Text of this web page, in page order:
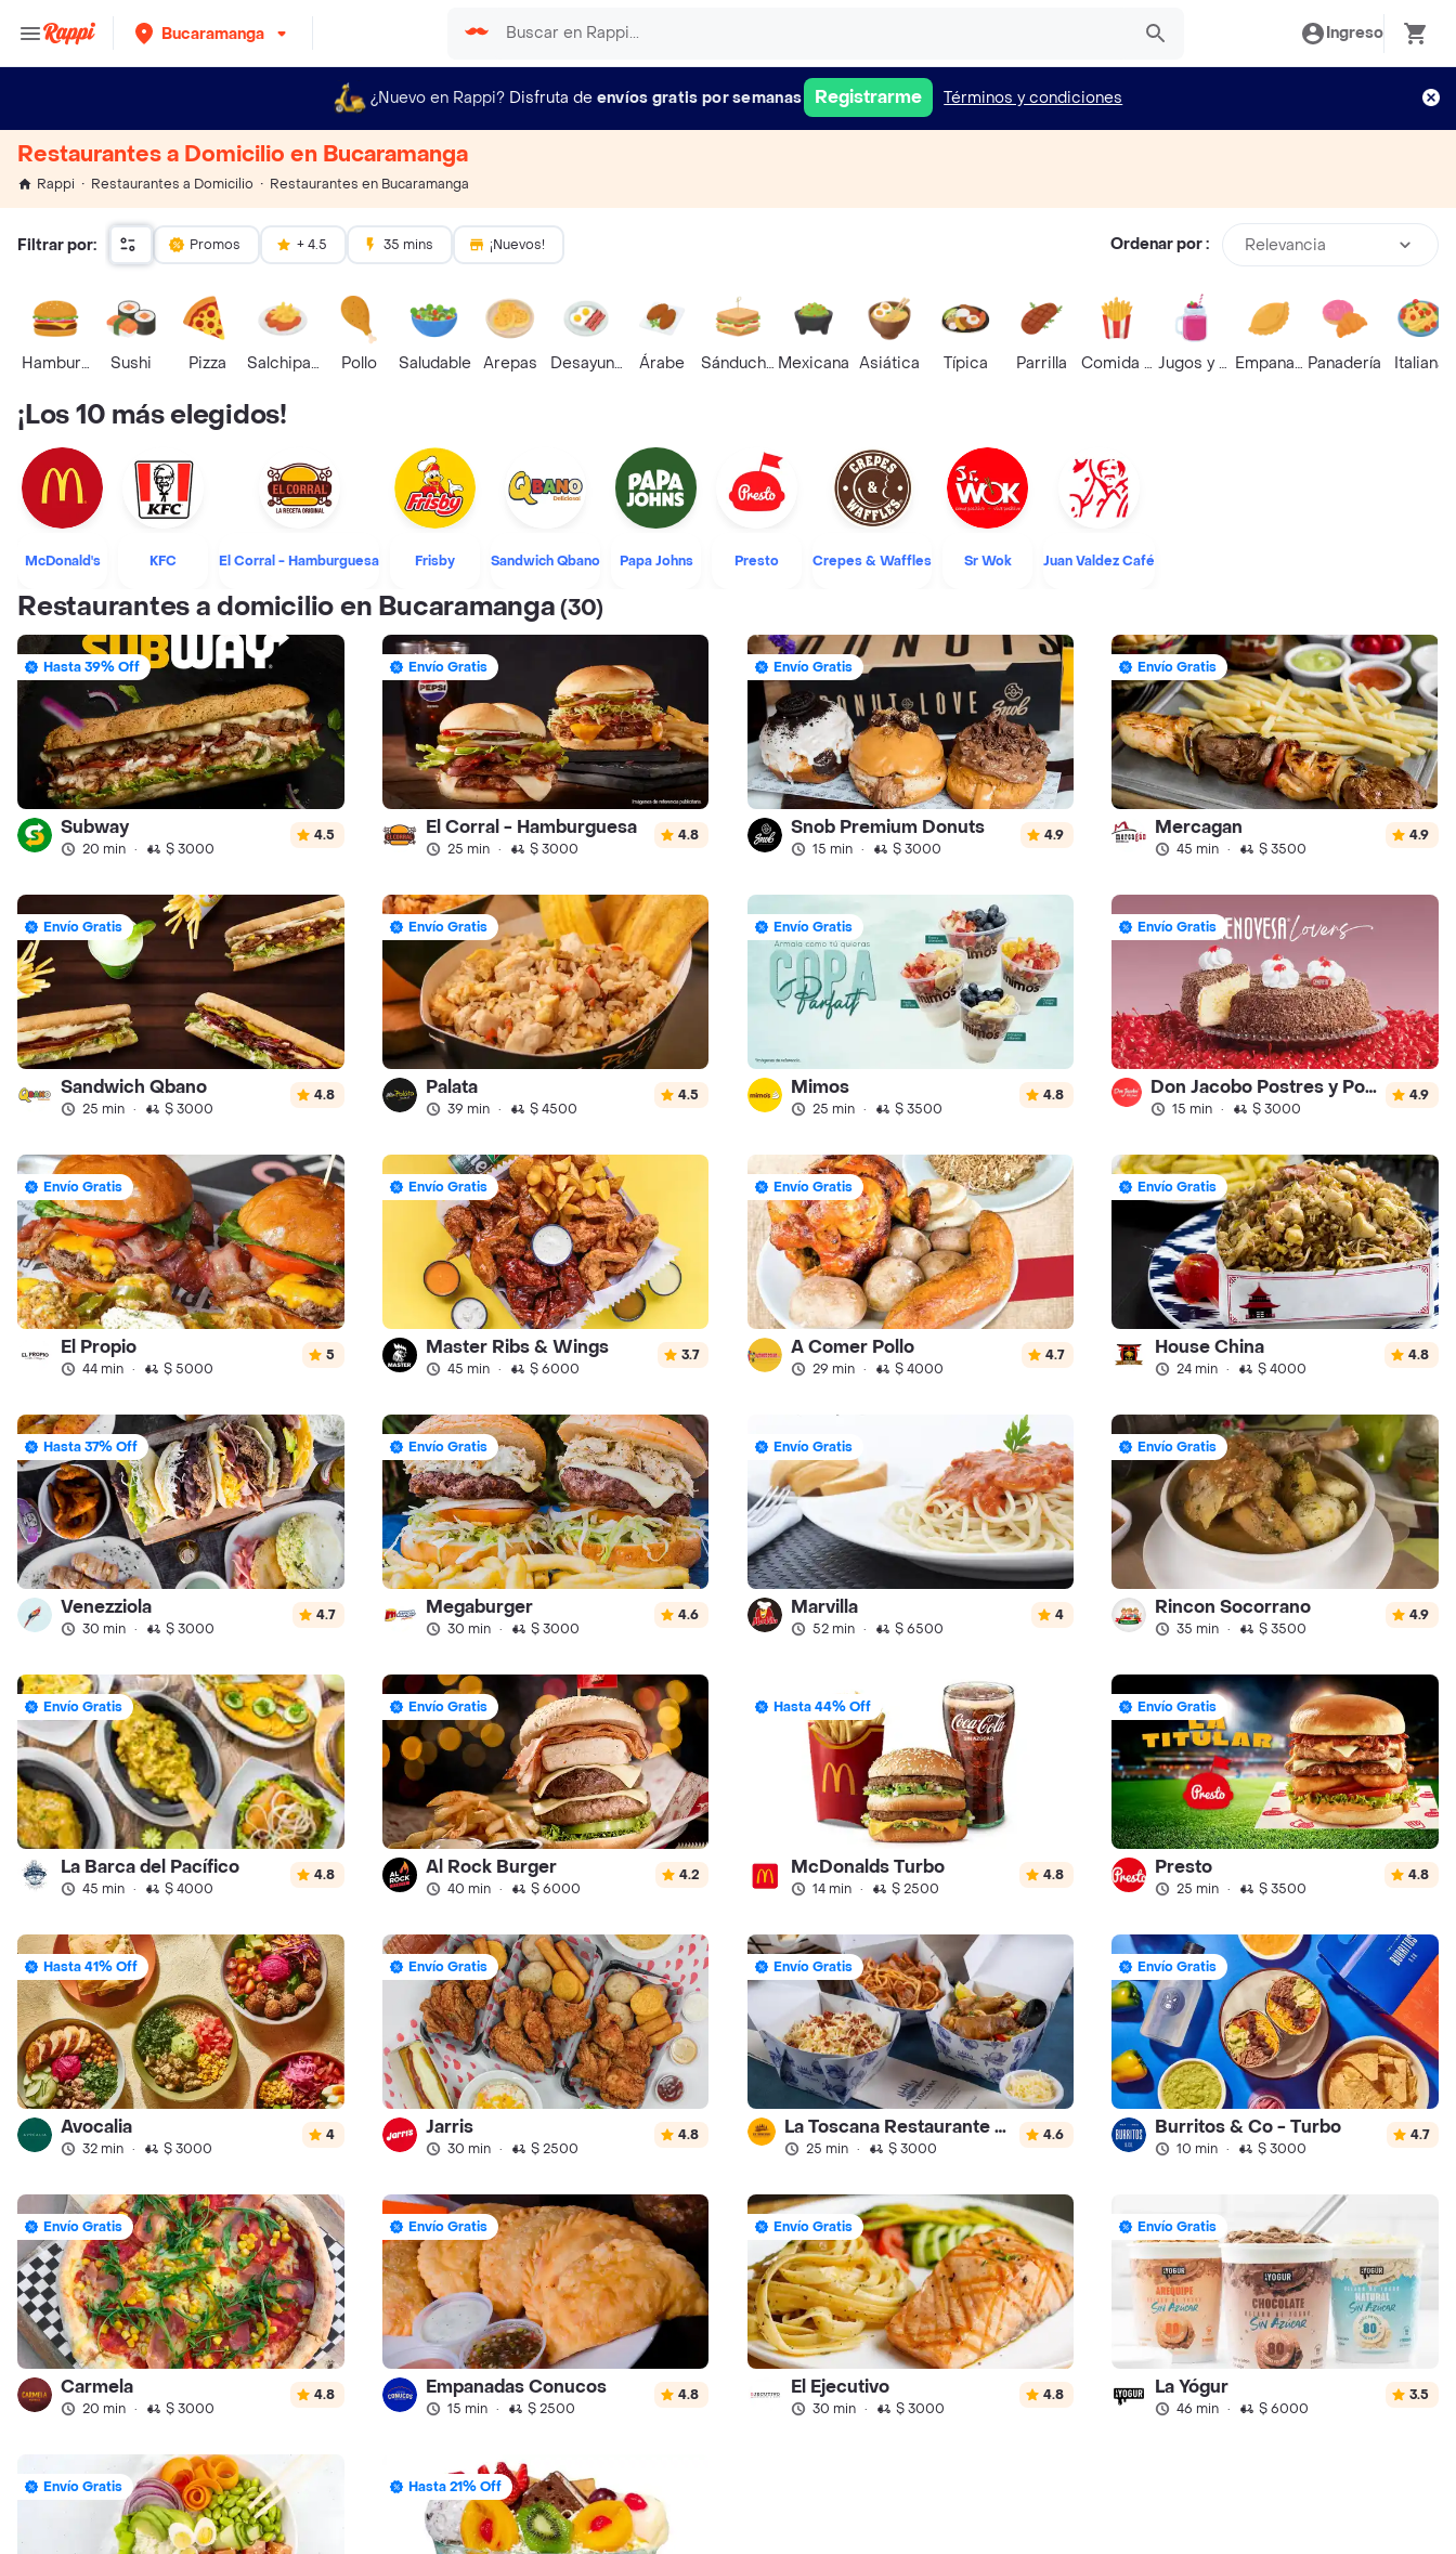
Bucaramanga Ingreso
¿Nuevo en Rappi? Disfruta de envíos gratis por semanas Registrarme Términos y condiciones
Restaurantes a Domicilio en Bucaramanga
Rappi Restaurantes a Domicilio Restaurantes en Bucaramanga
Filtrar por: Promos + 4.5 35 mins ¡Nuevos! Ordenar por : Relevancia
HamburguesaSushi Pizza Salchipapas Pollo Saludable Arepas Desayunos Árabe SánduchesMexicana Asiática Típica Parrilla Comida RápidaJugos y BatidosEmpanadasPanadería Italiana
¡Los 10 más elegidos!
McDonald's KFC El Corral - Hamburguesa Frisby Sandwich Qbano Papa Johns Presto Crepes & Waffles Sr Wok Juan Valdez Café
Restaurantes a domicilio en Bucaramanga(30)
Hasta 39% Off
Subway
20 min · $ 3000
4.5
Envío Gratis
El Corral - Hamburguesa
25 min · $ 3000
4.8
Envío Gratis
Snob Premium Donuts
15 min · $ 3000
4.9
Envío Gratis
Mercagan
45 min · $ 3500
4.9
Envío Gratis
Sandwich Qbano
25 min · $ 3000
4.8
Envío Gratis
Palata
39 min · $ 4500
4.5
Envío Gratis
Mimos
25 min · $ 3500
4.8
Envío Gratis
Don Jacobo Postres y Ponques
15 min · $ 3000
4.9
Envío Gratis
El Propio
44 min · $ 5000
5
Envío Gratis
Master Ribs & Wings
45 min · $ 6000
3.7
Envío Gratis
A Comer Pollo
29 min · $ 4000
4.7
Envío Gratis
House China
24 min · $ 4000
4.8
Hasta 37% Off
Venezziola
30 min · $ 3000
4.7
Envío Gratis
Megaburger
30 min · $ 3000
4.6
Envío Gratis
Marvilla
52 min · $ 6500
4
Envío Gratis
Rincon Socorrano
35 min · $ 3500
4.9
Envío Gratis
La Barca del Pacífico
45 min · $ 4000
4.8
Envío Gratis
Al Rock Burger
40 min · $ 6000
4.2
Hasta 44% Off
McDonalds Turbo
14 min · $ 2500
4.8
Envío Gratis
Presto
25 min · $ 3500
4.8
Hasta 41% Off
Avocalia
32 min · $ 3000
4
Envío Gratis
Jarris
30 min · $ 2500
4.8
Envío Gratis
La Toscana Restaurante - To Go
25 min · $ 3000
4.6
Envío Gratis
Burritos & Co - Turbo
10 min · $ 3000
4.7
Envío Gratis
Carmela
20 min · $ 3000
4.8
Envío Gratis
Empanadas Conucos
15 min · $ 2500
4.8
Envío Gratis
El Ejecutivo
30 min · $ 3000
4.8
Envío Gratis
La Yógur
46 min · $ 6000
3.5
Envío Gratis Hasta 21% Off